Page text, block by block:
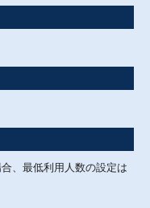
、最低利用人数の設定は